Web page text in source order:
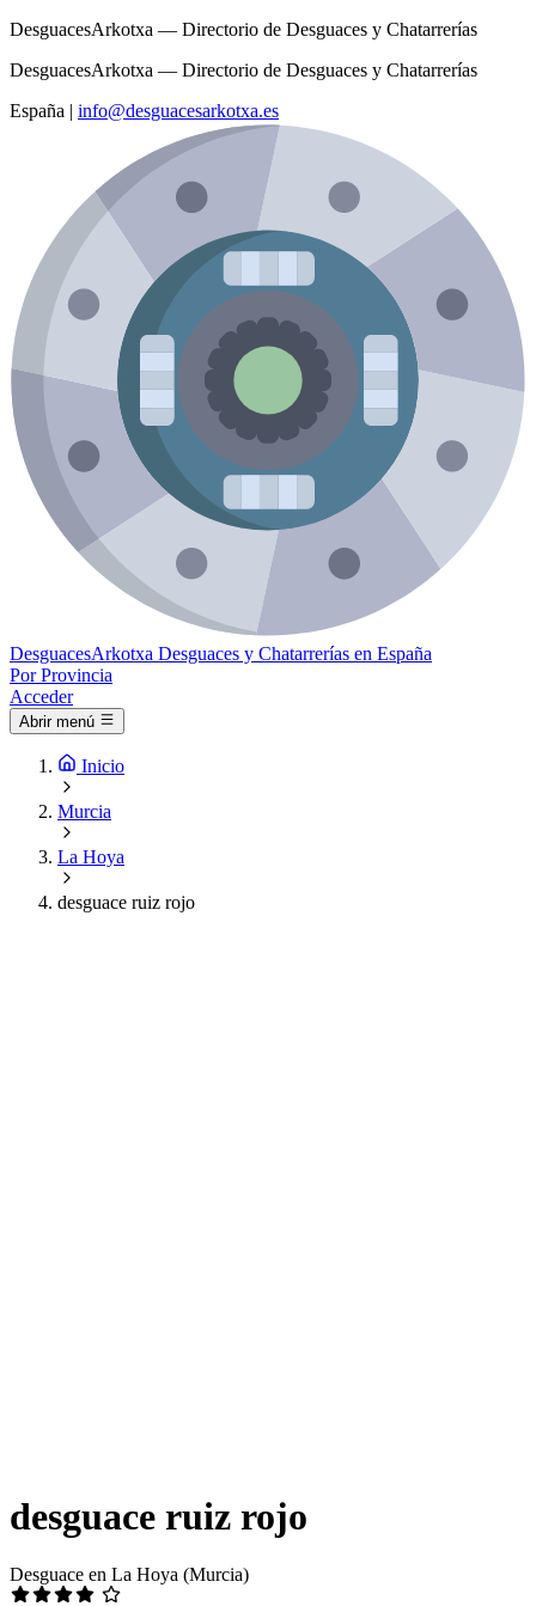
DesguacesArkotxa — Directorio de Desguaces y Chatarrerías
DesguacesArkotxa — Directorio de Desguaces y Chatarrerías
España | info@desguacesarkotxa.es
DesguacesArkotxa Desguaces y Chatarrerías en España
Por Provincia
Acceder
Abrir menú
Inicio
Murcia
La Hoya
desguace ruiz rojo
desguace ruiz rojo
Desguace en La Hoya (Murcia)